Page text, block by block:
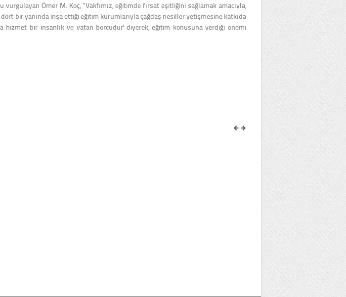
Ömer M. Koç, "Vakfımız, eğitimde fırsat eşitliğini sağlamak amacıyla,
bir yanında inşa ettiği eğitim kurumlarıyla çağdaş nesiller yetişmesine katkıda
hizmet bir insanlık ve vatan borcudur' diyerek, eğitim konusuna verdiği önemi